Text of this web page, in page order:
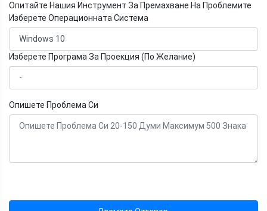
Опитайте Нашия Инструмент За Премахване На Проблемите
Изберете Операционната Система
Изберете Програма За Проекция (По Желание)
Опишете Проблема Си